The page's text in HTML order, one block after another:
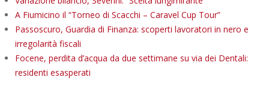
A Fiumicino il “Torneo di Scacchi – Caravel Cup Tour”
Passoscuro, Guardia di Finanza: scoperti lavoratori in nero e
irregolarità fiscali
Focene, perdita d’acqua da due settimane su via dei Dentali:
residenti esasperati